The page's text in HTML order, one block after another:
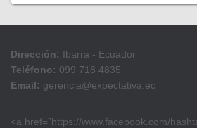
Dirección: Ibarra - Ecuador
Teléfono: 099 718 4835
Email: gerencia@expectativa.ec
<a href=”https://www.facebook.com/